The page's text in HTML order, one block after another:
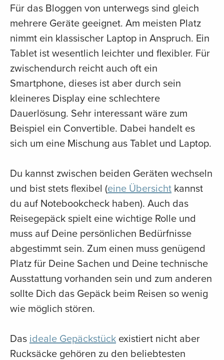
Für das Bloggen von unterwegs sind gleich
mehrere Geräte geeignet. Am meisten Platz
nimmt ein klassischer Laptop in Anspruch. Ein
Tablet ist wesentlich leichter und flexibler. Für
zwischendurch reicht auch oft ein
Smartphone, dieses ist aber durch sein
kleineres Display eine schlechtere
Dauerlösung. Sehr interessant wäre zum
Beispiel ein Convertible. Dabei handelt es
sich um eine Mischung aus Tablet und Laptop.
Du kannst zwischen beiden Geräten wechseln
und bist stets flexibel (eine Übersicht kannst
du auf Notebookcheck haben). Auch das
Reisegepäck spielt eine wichtige Rolle und
muss auf Deine persönlichen Bedürfnisse
abgestimmt sein. Zum einen muss genügend
Platz für Deine Sachen und Deine technische
Ausstattung vorhanden sein und zum anderen
sollte Dich das Gepäck beim Reisen so wenig
wie möglich stören.
Dasideale Gepäckstück existiert nicht aber
Rucksäcke gehören zu den beliebtesten